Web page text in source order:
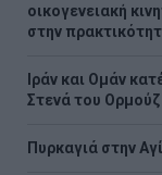
οικογενειακή
στην
Ιράν και Ομάν
Στενά του Ορμούζ
Πυρκαγιά στην